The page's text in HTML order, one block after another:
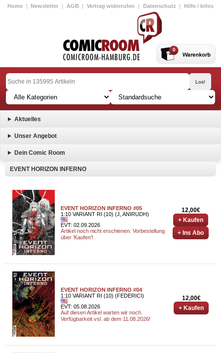
Home | Newsletter | AGB | Vertrag widerrufen | Datenschutz | Hilfe / Infos
0
Aktuelles
Unser Angebot
Dein Comic Room
EVENT HORIZON INFERNO
EVENT HORIZON INFERNO #05
1:10 VARIANT RI (10) (J, ANIRUDH)
EVT: 02.09.2026
Artikel noch nicht erschienen. Vorbestellung
über 'Kaufen'!
12,00€
+ Kaufen
+ Ins Abo
EVENT HORIZON INFERNO #04
1:10 VARIANT RI (10) (FEDERICI)
EVT: 05.08.2026
Auf diesen Artikel warten wir noch.
Verfügbarkeit vsl. ab dem 11.08.2026!
12,00€
+ Kaufen